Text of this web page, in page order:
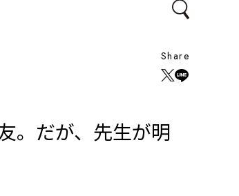
Share
。だが、先生が明